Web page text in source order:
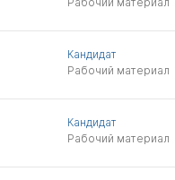
Кандидат
Рабочий материал
Кандидат
Рабочий материал